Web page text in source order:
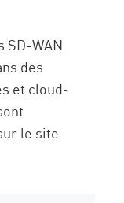
SD-WAN
des
et cloud-
le site